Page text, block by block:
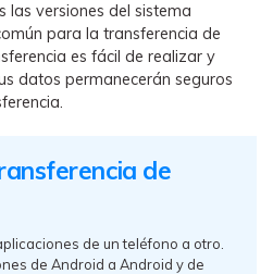
las versiones del sistema
para la transferencia de
es fácil de realizar y
datos permanecerán seguros
de
de un teléfono a otro.
de Android a Android y de